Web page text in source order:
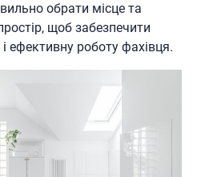
обрати місце та
щоб забезпечити
ефективну роботу фахівця.